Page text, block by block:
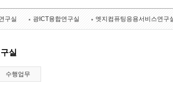
구실 광ICT융합연구실 엣지컴퓨팅응용서비스연구
실
수행업무